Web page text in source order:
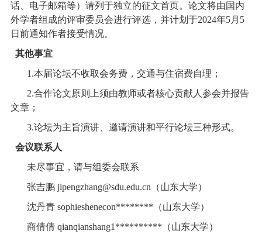
话、电子邮箱等）请列于独立的征文首页。论文将由国内
外学者组成的评审委员会进行评选，并计划于2024年5月 5
日前通知作者接受情况。
其他事宜
1.本届论坛不收取会务费，交通与住宿费自理；
2.合作论文原则上须由教师或者核心贡献人参会并报告
文章；
3.论坛为主旨演讲、邀请演讲和平行论坛三种形式。
会议联系人
未尽事宜，请与组委会联系
张吉鹏 jipengzhang@sdu.edu.cn （山东大学）
沈丹青 sophieshenecon******** （山东大学）
商倩倩 qianqianshang1********** （山东大学）